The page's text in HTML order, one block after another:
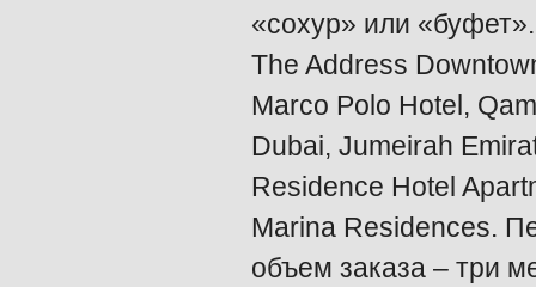
«сохур» или
The Address
Marco Polo Hotel,
Dubai, Jumeirah
Residence Hotel
Marina Residences.
объем заказа – три